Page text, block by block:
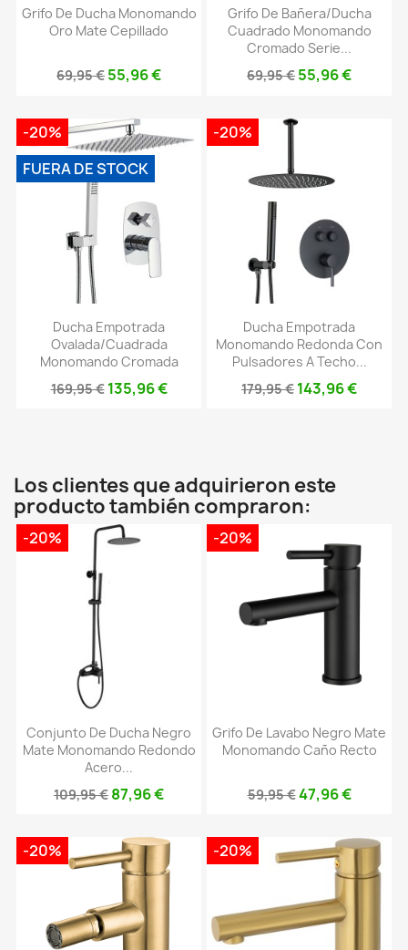
Grifo De Ducha Monomando
Oro Mate Cepillado
69,95 € 55,96 €
Grifo De Bañera/ducha
Cuadrado Monomando
Cromado Serie...
69,95 € 55,96 €
Ducha Empotrada
Ovalada/cuadrada
Monomando Cromada
169,95 € 135,96 €
-20%
FUERA DE STOCK
Ducha Empotrada
Monomando Redonda Con
Pulsadores A Techo...
179,95 € 143,96 €
-20%
Los clientes que adquirieron este
producto también compraron:
Conjunto De Ducha Negro
Mate Monomando Redondo
Acero...
109,95 € 87,96 €
-20%
Grifo De Lavabo Negro Mate
Monomando Caño Recto
59,95 €47,96 €
-20%
-20% -20%